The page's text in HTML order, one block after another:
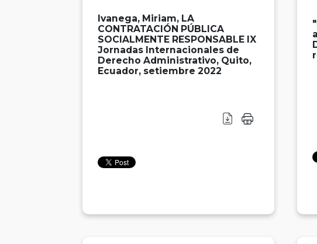
Ivanega, Miriam, LA
CONTRATACIÓN PÚBLICA
SOCIALMENTE RESPONSABLE IX
Jornadas Internacionales de
Derecho Administrativo, Quito,
Ecuador, setiembre 2022